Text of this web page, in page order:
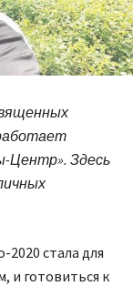
Центр». Здесь
2020 стала для
и готовиться к